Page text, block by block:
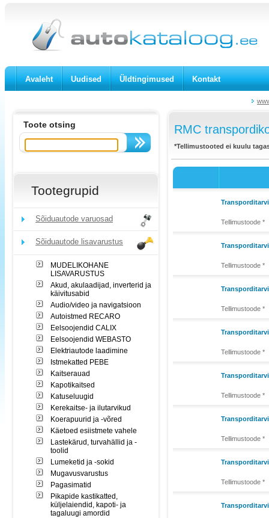
Avaleht Uudised Üldtingimused Kontakt
Toote otsing
Tootegrupid
Sõiduautode varuosad
Sõiduautode lisavarustus
MUDELIKOHANE
LISAVARUSTUS
Akud, akulaadijad, inverterid ja
käivitusabid
Audio/video ja navigatsioon
Autoistmed RECARO
Eelsoojendid CALIX
Eelsoojendid WEBASTO
Elektriautode laadimine
Istmekatted PEBE
Kaitserauad
Kapotikaitsed
Katuseluugid
Kerekaitse- ja ilutarvikud
Koerapuurid ja -võred
Käetoed esiistmete vahele
Lastekärud, turvahällid ja -
toolid
Lumeketid ja -sokid
Mugavusvarustus
Pagasimatid
Pikapide kastikatted,
küljelaiendid, kapoti- ja
tagaluugi amordid
RMC
*Tellimustooted ei kuulu
Tellimustoode *
Tellimustoode *
Tellimustoode *
Tellimustoode *
Tellimustoode *
Tellimustoode *
Tellimustoode *